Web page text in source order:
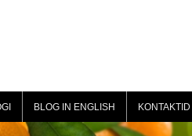
BLOG IN ENGLISH KONTAKTID